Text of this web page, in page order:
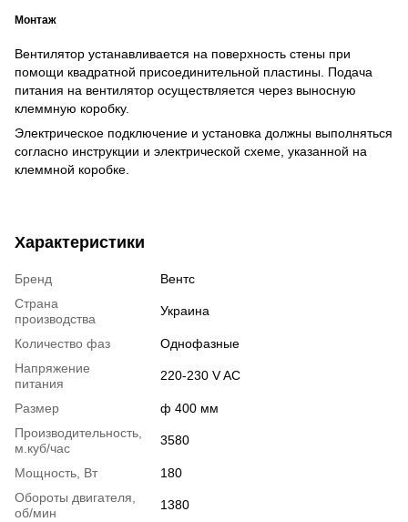
Монтаж
Вентилятор устанавливается на поверхность стены при
помощи квадратной присоединительной пластины. Подача
питания на вентилятор осуществляется через выносную
клеммную коробку.
Электрическое подключение и установка должны выполняться
согласно инструкции и электрической схеме, указанной на
клеммной коробке.
Характеристики
Бренд
Вентс
Страна
производства
Украина
Количество фаз
Однофазные
Напряжение
питания
220-230 V AC
Размер
ф 400 мм
Производительность,
м.куб/час
3580
Мощность, Вт
180
Обороты двигателя,
об/мин
1380